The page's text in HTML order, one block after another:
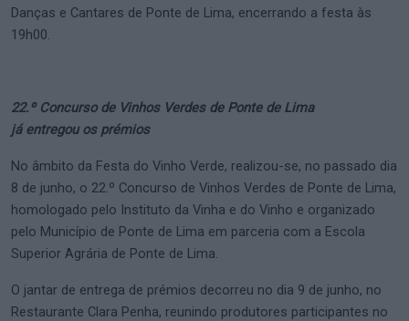
Danças e Cantares de Ponte de Lima, encerrando a festa às
19h00.
22.º Concurso de Vinhos Verdes de Ponte de Lima
já entregou os prémios
No âmbito da Festa do Vinho Verde, realizou-se, no passado dia
8 de junho, o 22.º Concurso de Vinhos Verdes de Ponte de Lima,
homologado pelo Instituto da Vinha e do Vinho e organizado
pelo Município de Ponte de Lima em parceria com a Escola
Superior Agrária de Ponte de Lima.
O jantar de entrega de prémios decorreu no dia 9 de junho, no
Restaurante Clara Penha, reunindo produtores participantes no